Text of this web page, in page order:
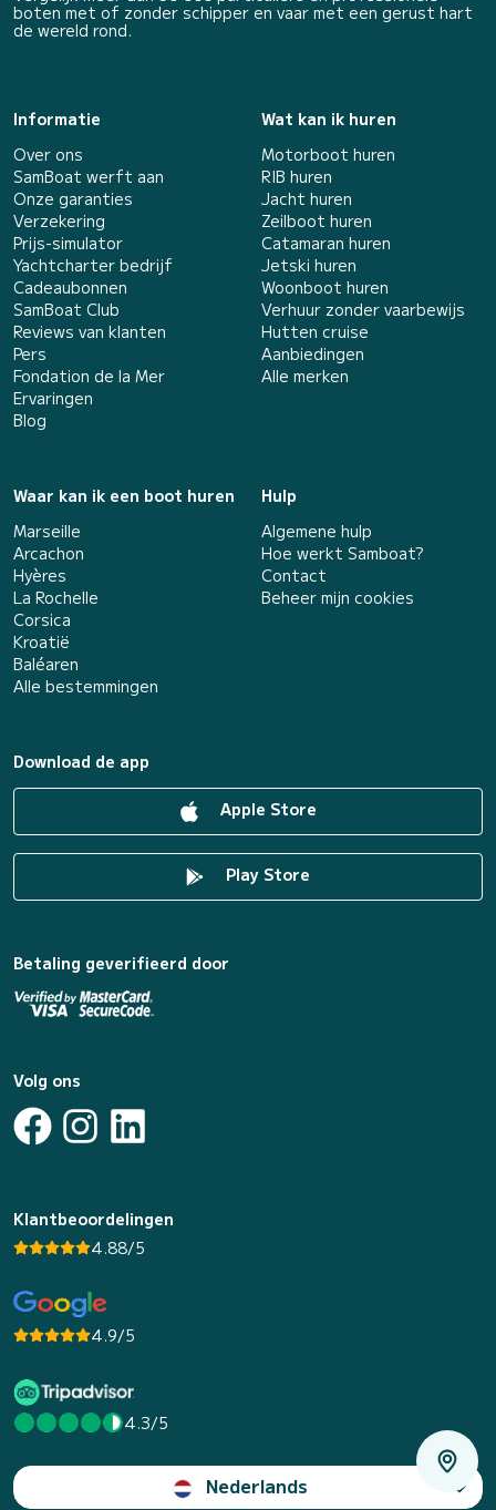
boten met of zonder schipper en vaar met een gerust hart
de wereld rond.
Informatie
Over ons
SamBoat werft aan
Onze garanties
Verzekering
Prijs-simulator
Yachtcharter bedrijf
Cadeaubonnen
SamBoat Club
Reviews van klanten
Pers
Fondation de la Mer
Ervaringen
Blog
Wat kan ik huren
Motorboot huren
RIB huren
Jacht huren
Zeilboot huren
Catamaran huren
Jetski huren
Woonboot huren
Verhuur zonder vaarbewijs
Hutten cruise
Aanbiedingen
Alle merken
Waar kan ik een boot huren
Marseille
Arcachon
Hyères
La Rochelle
Corsica
Kroatië
Baléaren
Alle bestemmingen
Hulp
Algemene hulp
Hoe werkt Samboat?
Contact
Beheer mijn cookies
Download de app
Apple Store
Play Store
Betaling geverifieerd door
Volg ons
Klantbeoordelingen
4.88/5
4.9/5
4.3/5
Nederlands